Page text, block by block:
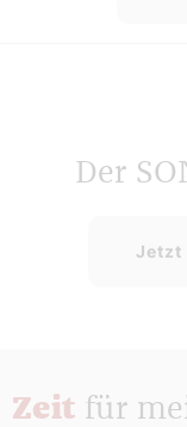
Der
Jetzt
Zeit für